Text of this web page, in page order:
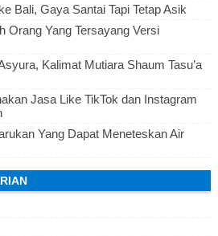
Bali, Gaya Santai Tapi Tetap Asik
Orang Yang Tersayang Versi
Kalimat Mutiara Shaum Tasu’a
Jasa Like TikTok dan Instagram
Yang Dapat Meneteskan Air